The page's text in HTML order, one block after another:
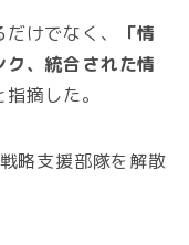
けでなく、
「情
、統合された情
摘した。
略支援部隊を解散